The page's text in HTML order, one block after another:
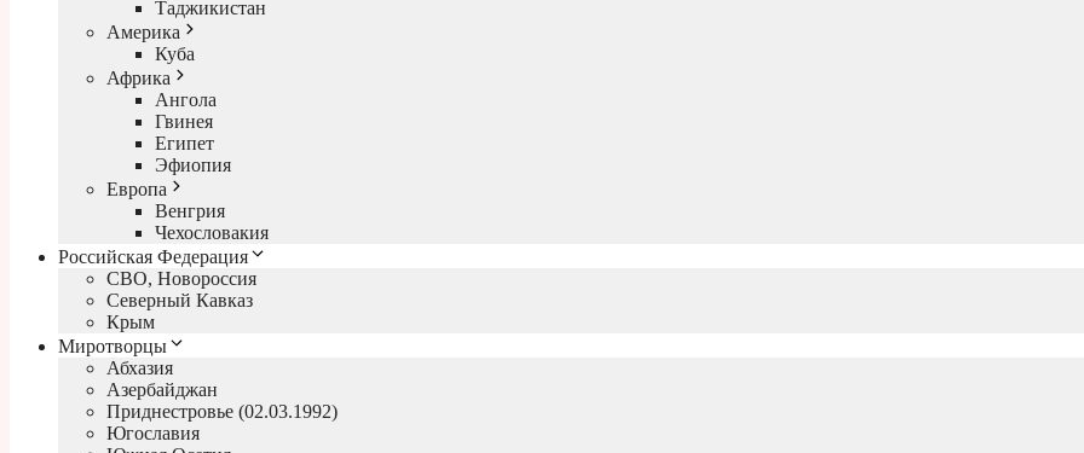
Таджикистан
Америка
Куба
Африка
Ангола
Гвинея
Египет
Эфиопия
Европа
Венгрия
Чехословакия
Российская Федерация
СВО, Новороссия
Северный Кавказ
Крым
Миротворцы
Абхазия
Азербайджан
Приднестровье (02.03.1992)
Югославия